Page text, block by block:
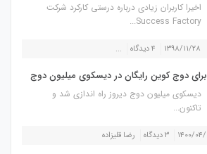
اخیرا کاربران زیادی درباره درستی کارکرد شرکت
Success Factory...
۱۳۹۸/۱۱/۲۸ ۴ دیدگاه ...
دوج کوین رایگان در دیسکوی میلیون دوج
دیسکوی میلیون دوج دیروز راه اندازی شد و
تاکنون...
۰۴/۱۴ ۳ دیدگاه رضا قلیزاده